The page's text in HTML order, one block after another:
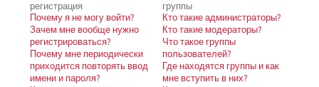
регистрация
Почему я не могу войти?
Зачем мне вообще нужно
регистрироваться?
Почему мне периодически
приходится повторять ввод
имени и пароля?
группы
Кто такие администраторы?
Кто такие модераторы?
Что такое группы
пользователей?
Где находятся группы и как
мне вступить в них?